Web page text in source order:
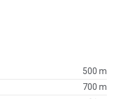
500 m
700 m